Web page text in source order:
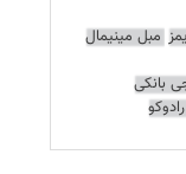
مبل مینیمال
بانکی